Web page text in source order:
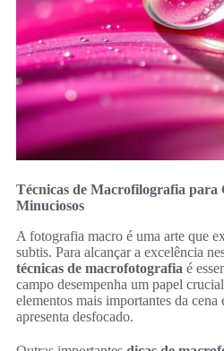
Técnicas de Macrofilografia para
Minuciosos
A fotografia macro é uma arte que
subtis. Para alcançar a excelência
técnicas de macrofotografia é
campo desempenha um papel
elementos mais importantes da
apresenta desfocado.